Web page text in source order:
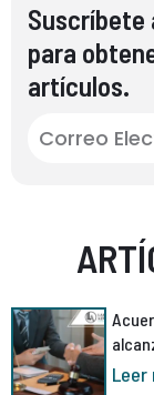
para
artículos.
Leer